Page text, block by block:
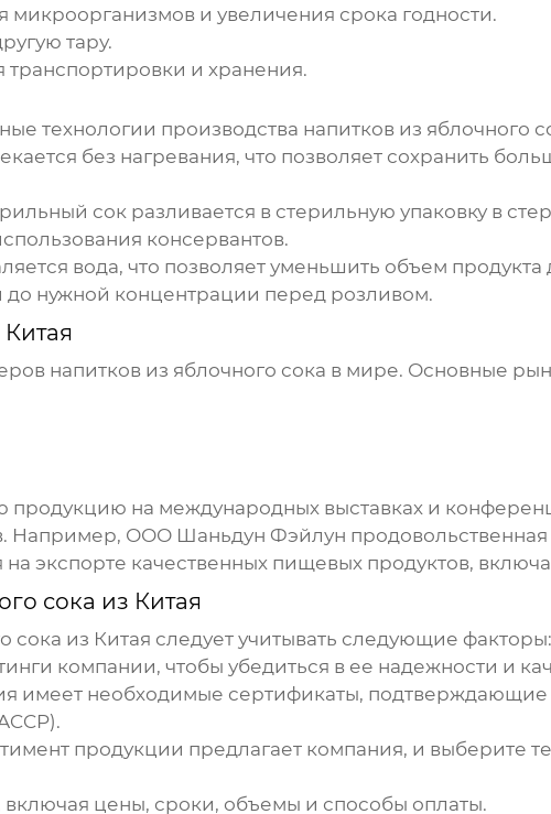
микроорганизмов и увеличения срока годности.
тару.
и хранения.
технологии производства напитков из яблочного
без нагревания, что позволяет сохранить
сок разливается в стерильную упаковку в
консервантов.
вода, что позволяет уменьшить объем
до нужной концентрации перед розливом.
напитков из яблочного сока в мире. Основные
на международных выставках и
Например, ООО Шаньдун Фэйлун
экспорте качественных пищевых продуктов,
сока из Китая
сока из Китая следует учитывать следующие факторы:
компании, чтобы убедиться в ее надежности и
имеет необходимые сертификаты, подтверждающие
продукции предлагает компания, и выберите
включая цены, сроки, объемы и способы оплаты.